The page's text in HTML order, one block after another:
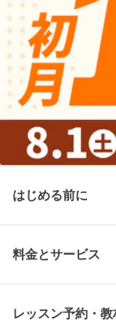
はじめる前に
料金とサービス
レッスン予約・